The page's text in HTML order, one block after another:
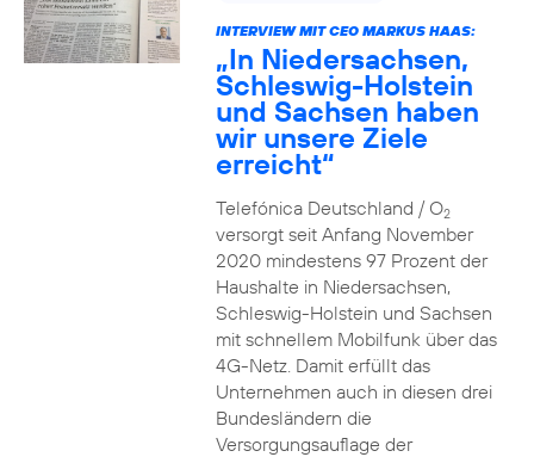
INTERVIEW MIT CEO MARKUS HAAS:
„In Niedersachsen,
Schleswig-Holstein
und Sachsen haben
wir unsere Ziele
erreicht“
Telefónica Deutschland / O2
versorgt seit Anfang November
2020 mindestens 97 Prozent der
Haushalte in Niedersachsen,
Schleswig-Holstein und Sachsen
mit schnellem Mobilfunk über das
4G-Netz. Damit erfüllt das
Unternehmen auch in diesen drei
Bundesländern die
Versorgungsauflage der